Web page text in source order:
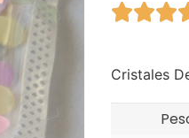

Cristales